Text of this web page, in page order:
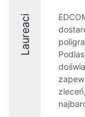
Laureaci